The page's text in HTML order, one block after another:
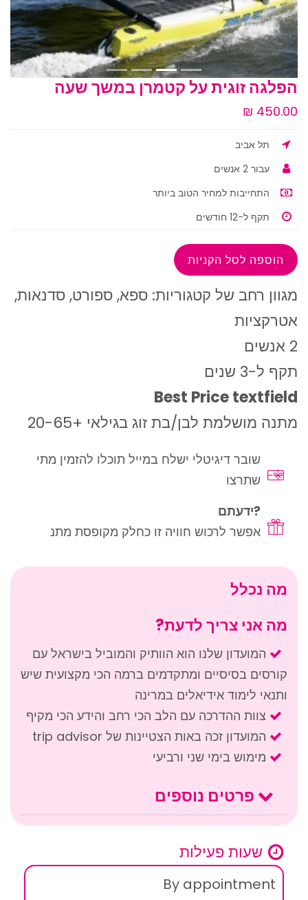
הפלגה זוגית על קטמרן במשך שעה
תל אביב
עבור 2 אנשים
התחייבות למחיר הטוב ביותר
תקף ל-12 חודשים
מגוון רחב של קטגוריות: ספא, ספורט, סדנאות,
אטרקציות
2 אנשים
תקף ל-3 שנים
Best Price textfield
מתנה מושלמת לבן/בת זוג בגילאי +20-65
שובר דיגיטלי ישלח במייל תוכלו להזמין מתי
שתרצו
?ידעתם
אפשר לרכוש חוויה זו כחלק מקופסת מתנ
מה נכלל
מה אני צריך לדעת?
המועדון שלנו הוא הוותיק והמוביל בישראל עם
קורסים בסיסיים ומתקדמים ברמה הכי מקצועית שיש
ותנאי לימוד אידיאלים במרינה
צוות ההדרכה עם הלב הכי רחב והידע הכי מקיף
המועדון זכה באות הצטיינות של trip advisor
מימוש בימי שני ורביעי
פרטים נוספים
שעות פעילות
By appointment